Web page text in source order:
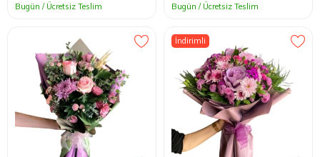
Bugün / Ücretsiz Teslim Bugün / Ücretsiz Teslim
İndirimli